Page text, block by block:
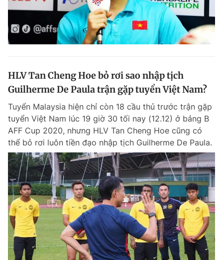
HLV Tan Cheng Hoe bỏ rơi sao nhập tịch
Guilherme De Paula trận gặp tuyển Việt Nam?
Tuyển Malaysia hiện chỉ còn 18 cầu thủ trước trận gặp
tuyển Việt Nam lúc 19 giờ 30 tối nay (12.12) ở bảng B
AFF Cup 2020, nhưng HLV Tan Cheng Hoe cũng có
thể bỏ rơi luôn tiền đạo nhập tịch Guilherme De Paula.